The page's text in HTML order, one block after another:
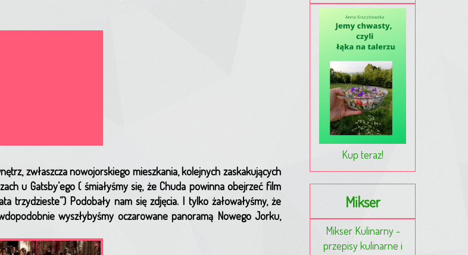
zwłaszcza nowojorskiego mieszkania, kolejnych zaskakujących
u Gatsby’ego ( śmiałyśmy się, że Chuda powinna obejrzeć film
trzydzieste”) Podobały nam się zdjęcia. I tylko żałowałyśmy, że
wyszłybyśmy oczarowane panoramą Nowego Jorku,
Kup teraz!
Mikser
Mikser Kulinarny -
przepisy kulinarne i